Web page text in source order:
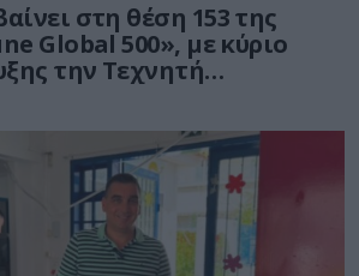
στη θέση 153 της
Global 500», με κύριο
την Τεχνητή